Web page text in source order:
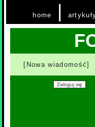
home |
[Nowa wiadomość]